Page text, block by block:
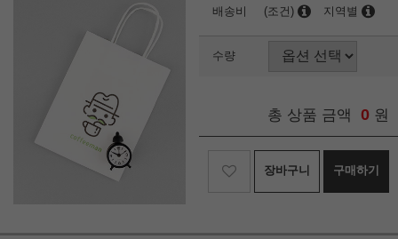
배송비
(조건) 지역별
수량
총 상품 금액 0 원
장바구니 구매하기